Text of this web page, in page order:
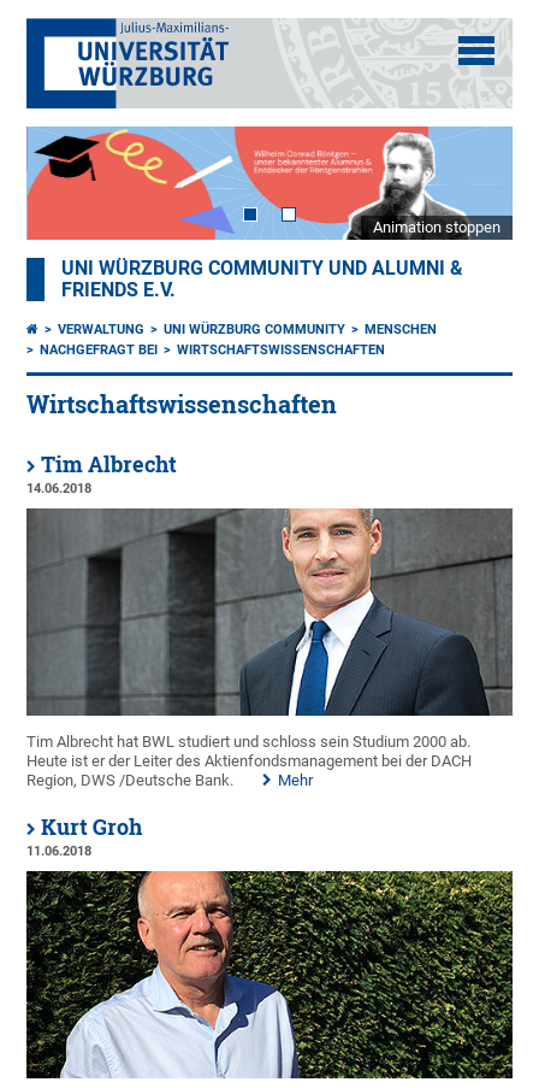
Animation stoppen
UNI WÜRZBURG COMMUNITY UND ALUMNI &
FRIENDS E.V.
VERWALTUNG UNI WÜRZBURG COMMUNITY
MENSCHEN
NACHGEFRAGT BEI
WIRTSCHAFTSWISSENSCHAFTEN
Wirtschaftswissenschaften
Tim Albrecht
14.06.2018
Tim Albrecht hat BWL studiert und schloss sein Studium 2000 ab.
Heute ist er der Leiter des Aktienfondsmanagement bei der DACH
Region, DWS /Deutsche Bank.
Mehr
Kurt Groh
11.06.2018